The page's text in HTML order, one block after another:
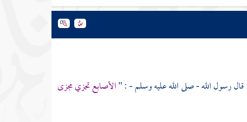
رسول الله - صلى الله عليه وسلم - : "الأصابع تجزي مجزى